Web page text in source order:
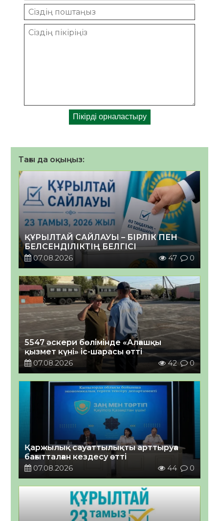
Тағы да оқыңыз:
ҚҰРЫЛТАЙ САЙЛАУЫ – БІРЛІК ПЕН
БЕЛСЕНДІЛІКТІҢ БЕЛГІСІ
07.08.2026
47 0
5547 әскери бөлімінде «Алғашқы
қызмет күні» іс-шарасы өтті
07.08.2026
42 0
Қаржылық сауаттылықты арттыруға
бағытталған кездесу өтті
07.08.2026
44 0